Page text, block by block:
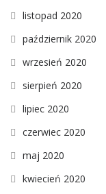
listopad 2020
październik 2020
wrzesień 2020
sierpień 2020
lipiec 2020
czerwiec 2020
maj 2020
kwiecień 2020